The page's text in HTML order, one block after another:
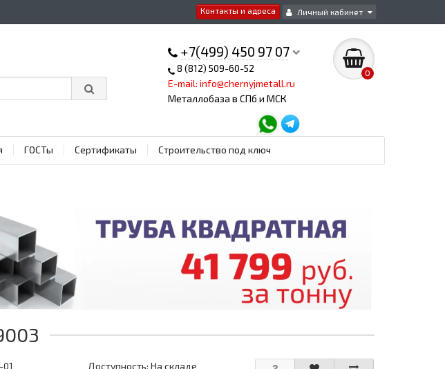
Контакты и адреса Личный кабинет
+7(499) 450 97 07
8 (812) 509-60-52
E-mail: info@chernyjmetall.ru
Металлобаза в СПб и МСК
0
ГОСТы Сертификаты Строительство под ключ
Доступность: На складе